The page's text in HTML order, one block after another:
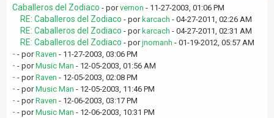
Caballeros del Zodiaco - porvernon - 11-27-2003, 01:06 PM
RE: Caballeros del Zodiaco - por karcach - 04-27-2011, 02:26 AM
RE: Caballeros del Zodiaco - por karcach - 04-27-2011, 02:31 AM
RE: Caballeros del Zodiaco - porjnomanh - 01-19-2012, 05:57 AM
- - porRaven - 11-27-2003, 03:06 PM
- - porMusic Man - 12-05-2003, 01:56 AM
- - porRaven - 12-05-2003, 02:08 PM
- - porMusic Man - 12-05-2003, 11:46 PM
- - porRaven - 12-06-2003, 03:17 PM
- - porMusic Man - 12-06-2003, 10:31 PM